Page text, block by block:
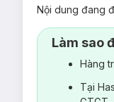
Nội dung đang
Làm sao
Hàng
Tại